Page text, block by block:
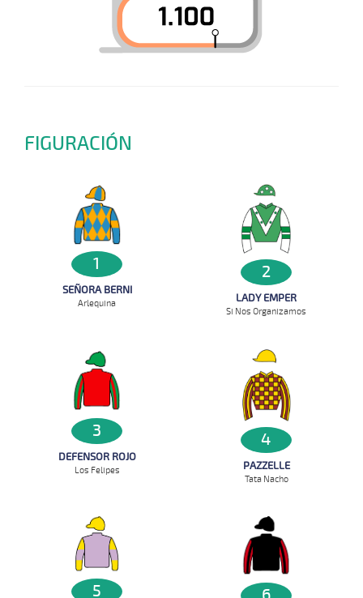
FIGURACIÓN
1
SEÑORA BERNI
Arlequina
2
LADY EMPER
Si Nos Organizamos
3
DEFENSOR ROJO
Los Felipes
4
PAZZELLE
Tata Nacho
5